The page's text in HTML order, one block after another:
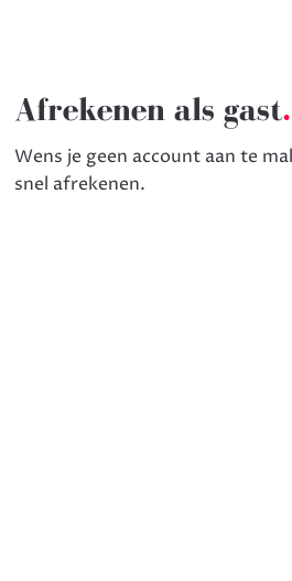
Afrekenen als gast.
Wens je geen account aan te
snel afrekenen.